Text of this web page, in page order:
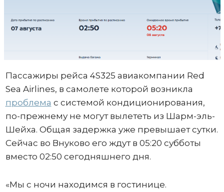
Пассажиры рейса 4S325 авиакомпании Red
Sea Airlines, в самолете которой возникла
проблема с системой кондиционирования,
по-прежнему не могут вылететь из Шарм-эль-
Шейха. Общая задержка уже превышает сутки.
Сейчас во Внуково его ждут в 05:20 субботы
вместо 02:50 сегодняшнего дня.
«Мы с ночи находимся в гостинице.